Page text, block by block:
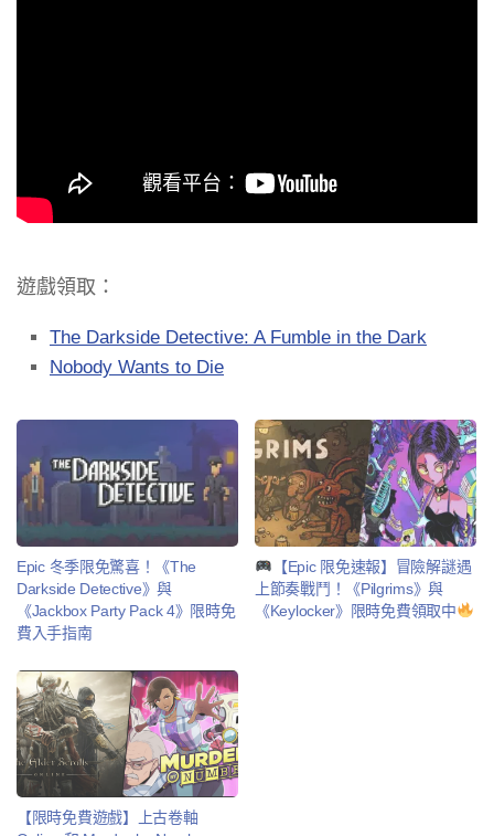
遊戲領取：
The Darkside Detective: A Fumble in the Dark
Nobody Wants to Die
Epic 冬季限免驚喜！《The
Darkside Detective》與
《Jackbox Party Pack 4》限時免
費入手指南
【Epic 限免速報】冒險解謎遇
上節奏戰鬥！《Pilgrims》與
《Keylocker》限時免費領取中
【限時免費遊戲】上古卷軸